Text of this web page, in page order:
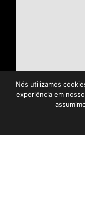
Nós utilizamos
experiência em